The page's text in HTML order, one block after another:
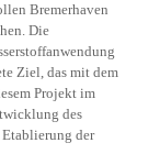
Bremerhaven
Die
Ziel, das mit dem
Projekt im
des
der